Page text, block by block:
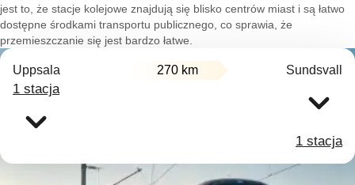
jest to, że stacje kolejowe znajdują się blisko centrów miast i są łatwo
dostępne środkami transportu publicznego, co sprawia, że
przemieszczanie się jest bardzo łatwe.
Uppsala 270 km Sundsvall
1 stacja
1 stacja